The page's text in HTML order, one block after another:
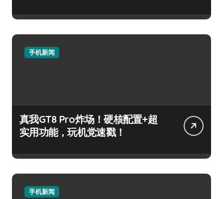
手机新闻
真我GT8 Pro炸场！硬核配置+超
实用功能，玩机党速戳！
手机新闻